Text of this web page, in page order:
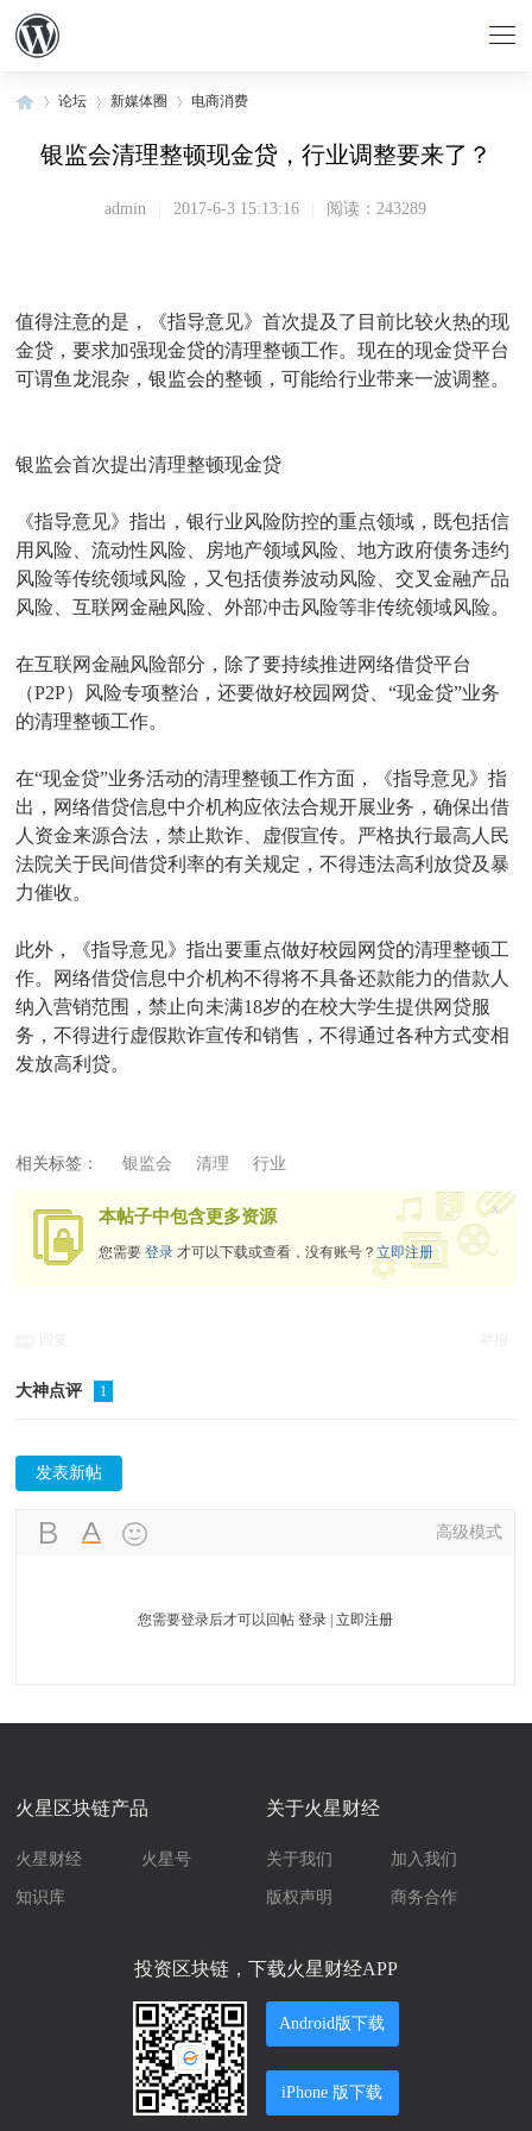
论坛 新媒体圈 电商消费
银监会清理整顿现金贷，行业调整要来了？
admin 2017-6-3 15:13:16 阅读：243289
值得注意的是，《指导意见》首次提及了目前比较火热的现
金贷，要求加强现金贷的清理整顿工作。现在的现金贷平台
可谓鱼龙混杂，银监会的整顿，可能给行业带来一波调整。
银监会首次提出清理整顿现金贷
《指导意见》指出，银行业风险防控的重点领域，既包括信
用风险、流动性风险、房地产领域风险、地方政府债务违约
风险等传统领域风险，又包括债券波动风险、交叉金融产品
风险、互联网金融风险、外部冲击风险等非传统领域风险。
在互联网金融风险部分，除了要持续推进网络借贷平台
（P2P）风险专项整治，还要做好校园网贷、“现金贷”业务
的清理整顿工作。
在“现金贷”业务活动的清理整顿工作方面，《指导意见》指
出，网络借贷信息中介机构应依法合规开展业务，确保出借
人资金来源合法，禁止欺诈、虚假宣传。严格执行最高人民
法院关于民间借贷利率的有关规定，不得违法高利放贷及暴
力催收。
此外，《指导意见》指出要重点做好校园网贷的清理整顿工
作。网络借贷信息中介机构不得将不具备还款能力的借款人
纳入营销范围，禁止向未满18岁的在校大学生提供网贷服
务，不得进行虚假欺诈宣传和销售，不得通过各种方式变相
发放高利贷。
相关标签： 银监会 清理 行业
本帖子中包含更多资源
您需要登录 才可以下载或查看，没有账号？立即注册
x
大神点评 1
发表新帖
高级模式
您需要登录后才可以回帖登录 |立即注册
火星区块链产品
火星财经 火星号
知识库
关于火星财经
关于我们 加入我们
版权声明 商务合作
投资区块链，下载火星财经APP
Android版下载
iPhone 版下载